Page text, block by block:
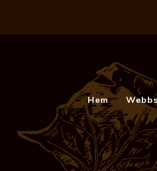
Hem